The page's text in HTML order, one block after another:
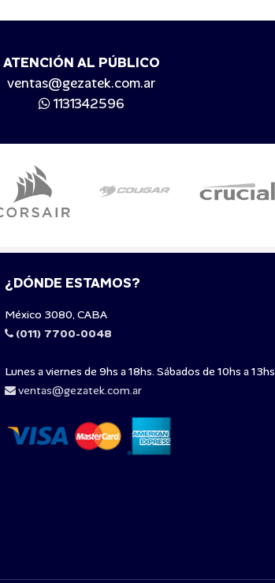
ATENCIÓN AL PÚBLICO
ventas@gezatek.com.ar
1131342596
¿DÓNDE ESTAMOS?
México 3080, CABA
(011) 7700-0048
Lunes a viernes de 9hs a 18hs. Sábados de 10hs a 13hs.
ventas@gezatek.com.ar